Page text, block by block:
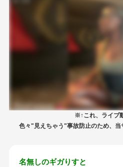
※↑これ、ライブ
色々"見えちゃう"事故防止のため、
名無しのギガりすと